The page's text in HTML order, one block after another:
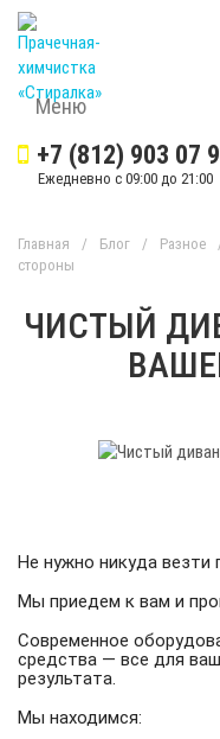
Меню
+7 (812) 903 07
Ежедневно с 09:00 до 21:00
Главная / Блог / Разное
стороны
ЧИСТЫЙ
Не нужно никуда везти
Мы приедем к вам и
Современное
средства — все для
результата.
Мы находимся: